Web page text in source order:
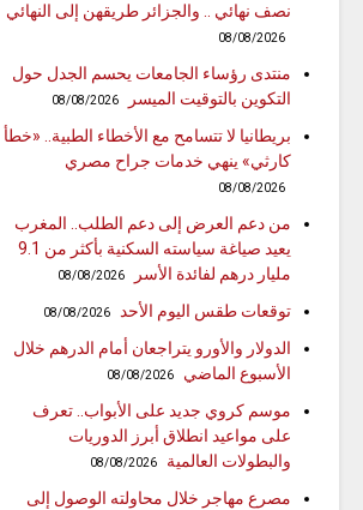
نصف نهائي .. والجزائر طريقهن إلى النهائي
08/08/2026
منتدى رؤساء الجامعات يحسم الجدل حول
التكوين بالتوقيت الميسر
08/08/2026
بريطانيا لا تتسامح مع الأخطاء الطبية.. «خطأ
كارثي» ينهي خدمات جراح مصري
08/08/2026
من دعم العرض إلى دعم الطلب.. المغرب
يعيد صياغة سياسته السكنية بأكثر من 9.1
مليار درهم لفائدة الأسر
08/08/2026
توقعات طقس اليوم الأحد 08/08/2026
الدولار والأورو يتراجعان أمام الدرهم خلال
الأسبوع الماضي
08/08/2026
موسم كروي جديد على الأبواب.. تعرف
على مواعيد انطلاق أبرز الدوريات
والبطولات العالمية
08/08/2026
مصرع مهاجر خلال محاولته الوصول إلى